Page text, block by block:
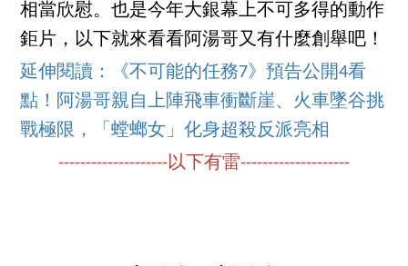
相當欣慰。也是今年大銀幕上不可多得的動作
鉅片，以下就來看看阿湯哥又有什麼創舉吧！
延伸閱讀：《不可能的任務7》預告公開4看
點！阿湯哥親自上陣飛車衝斷崖、火車墜谷挑
戰極限，「螳螂女」化身超殺反派亮相
--------------------以下有雷--------------------